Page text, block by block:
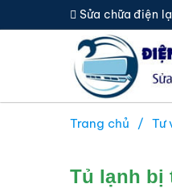
Sửa chữa điện
Trang chủ Tư
Tủ lạnh bị